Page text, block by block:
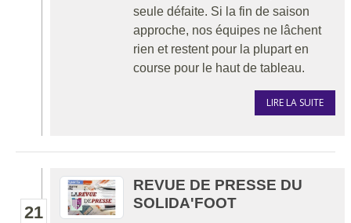
seule défaite. Si la fin de saison
approche, nos équipes ne lâchent
rien et restent pour la plupart en
course pour le haut de tableau.
LIRE LA SUITE
21
REVUE DE PRESSE DU
SOLIDA'FOOT